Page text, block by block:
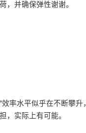
，并确保弹性谢谢。
率水平似乎在不断攀
，实际上有可能。